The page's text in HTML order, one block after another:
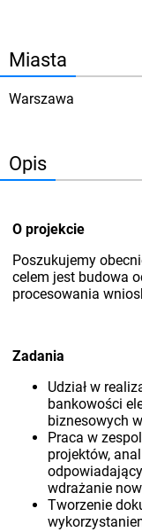
Miasta
Warszawa
Opis
O projekcie
Poszukujemy
celem jest budowa
procesowania
Zadania
Udział w
bankowości
biznesowych
Praca w
projektów,
wdrażanie
Tworzenie